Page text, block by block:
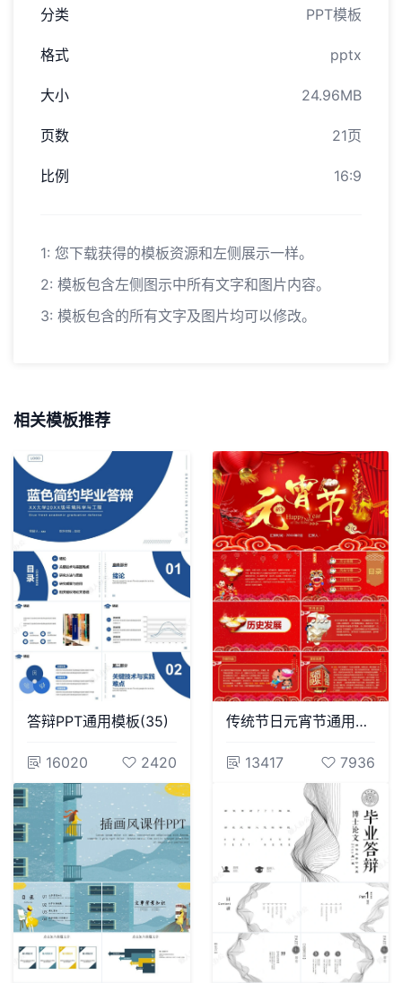
分类 PPT模板
格式 pptx
大小 24.96MB
页数 21页
比例 16:9
1: 您下载获得的模板资源和左侧展示一样。
2: 模板包含左侧图示中所有文字和图片内容。
3: 模板包含的所有文字及图片均可以修改。
相关模板推荐
答辩PPT通用模板(35)
16020 2420
传统节日元宵节通用PPT模板(66)
13417 7936